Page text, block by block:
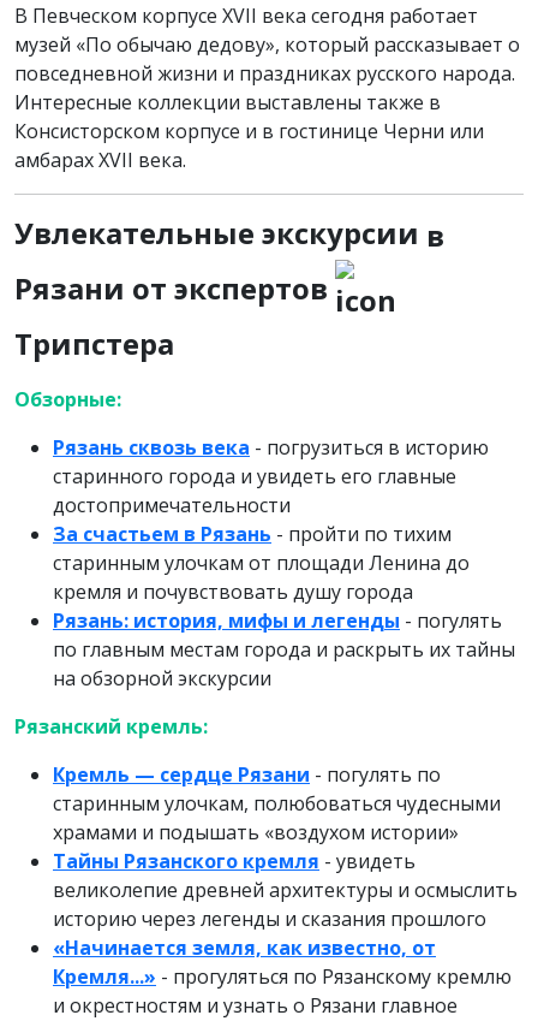
В Певческом корпусе XVII века сегодня работает
музей «По обычаю дедову», который рассказывает о
повседневной жизни и праздниках русского народа.
Интересные коллекции выставлены также в
Консисторском корпусе и в гостинице Черни или
амбарах XVII века.
Увлекательные экскурсии в
Рязани от экспертов
Трипстера
Обзорные:
Рязань сквозь века - погрузиться в историю
старинного города и увидеть его главные
достопримечательности
За счастьем в Рязань - пройти по тихим
старинным улочкам от площади Ленина до
кремля и почувствовать душу города
Рязань: история, мифы и легенды - погулять
по главным местам города и раскрыть их тайны
на обзорной экскурсии
Рязанский кремль:
Кремль — сердце Рязани - погулять по
старинным улочкам, полюбоваться чудесными
храмами и подышать «воздухом истории»
Тайны Рязанского кремля - увидеть
великолепие древней архитектуры и осмыслить
историю через легенды и сказания прошлого
«Начинается земля, как известно, от
Кремля...» - прогуляться по Рязанскому кремлю
и окрестностям и узнать о Рязани главное